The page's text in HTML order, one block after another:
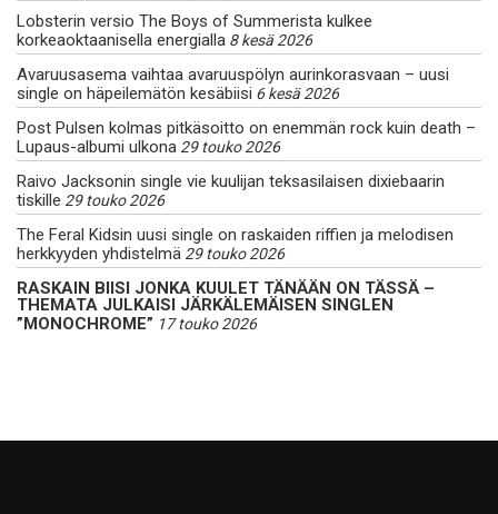
Lobsterin versio The Boys of Summerista kulkee
korkeaoktaanisella energialla 8 kesä 2026
Avaruusasema vaihtaa avaruuspölyn aurinkorasvaan – uusi
single on häpeilemätön kesäbiisi 6 kesä 2026
Post Pulsen kolmas pitkäsoitto on enemmän rock kuin death –
Lupaus-albumi ulkona 29 touko 2026
Raivo Jacksonin single vie kuulijan teksasilaisen dixiebaarin
tiskille 29 touko 2026
The Feral Kidsin uusi single on raskaiden riffien ja melodisen
herkkyyden yhdistelmä 29 touko 2026
RASKAIN BIISI JONKA KUULET TÄNÄÄN ON TÄSSÄ –
THEMATA JULKAISI JÄRKÄLEMÄISEN SINGLEN
”MONOCHROME” 17 touko 2026